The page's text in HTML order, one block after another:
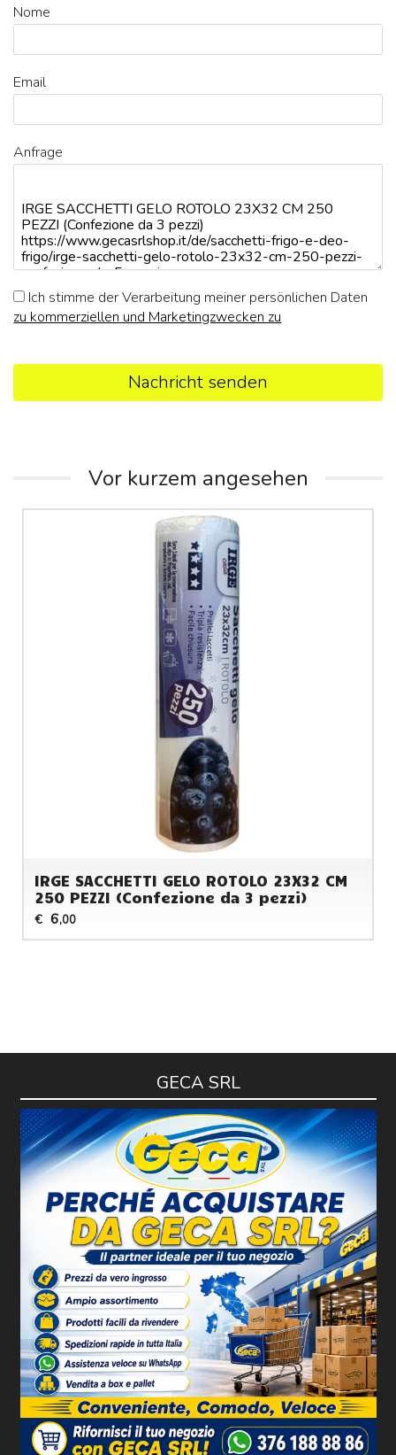
Nome
Email
Anfrage
Ich stimme der Verarbeitung meiner persönlichen Daten
zu kommerziellen und Marketingzwecken zu
Nachricht senden
Vor kurzem angesehen
IRGE SACCHETTI GELO ROTOLO 23X32 CM
250 PEZZI (Confezione da 3 pezzi)
€ 6,00
GECA SRL